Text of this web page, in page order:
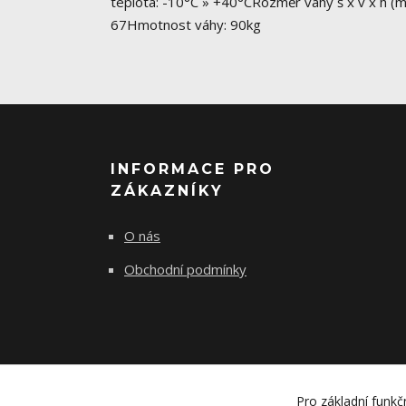
67Hmotnost váhy: 90kg
INFORMACE PRO
ZÁKAZNÍKY
O nás
Obchodní podmínky
Pro základní